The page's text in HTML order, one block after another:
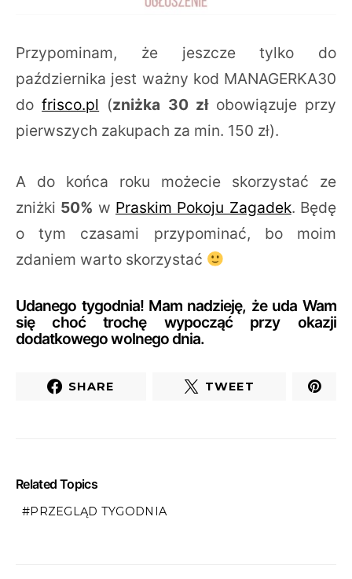
Przypominam, że jeszcze tylko do
października jest ważny kod MANAGERKA30
dofrisco.pl (zniżka 30 złobowiązuje przy
pierwszych zakupach za min. 150 zł).
A do końca roku możecie skorzystać ze
zniżki 50% w Praskim Pokoju Zagadek. Będę
o tym czasami przypominać, bo moim
zdaniem warto skorzystać
Udanego tygodnia! Mam nadzieję, że uda Wam
się choć trochę wypocząć przy okazji
dodatkowego wolnego dnia.
SHARE TWEET
Related Topics
PRZEGLĄD TYGODNIA